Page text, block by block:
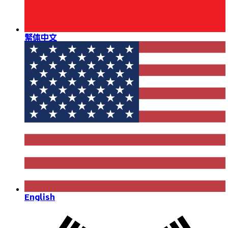
繁体中文
English